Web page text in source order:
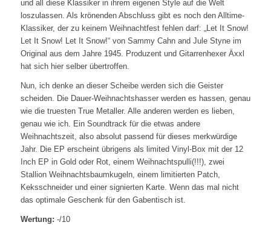
und all diese Klassiker in ihrem eigenen Style auf die Welt
loszulassen. Als krönenden Abschluss gibt es noch den Alltime-
Klassiker, der zu keinem Weihnachtfest fehlen darf: „Let It Snow!
Let It Snow! Let It Snow!“ von Sammy Cahn and Jule Styne im
Original aus dem Jahre 1945. Produzent und Gitarrenhexer Äxxl
hat sich hier selber übertroffen.
Nun, ich denke an dieser Scheibe werden sich die Geister
scheiden. Die Dauer-Weihnachtshasser werden es hassen, genau
wie die truesten True Metaller. Alle anderen werden es lieben,
genau wie ich. Ein Soundtrack für die etwas andere
Weihnachtszeit, also absolut passend für dieses merkwürdige
Jahr. Die EP erscheint übrigens als limited Vinyl-Box mit der 12
Inch EP in Gold oder Rot, einem Weihnachtspulli(!!!), zwei
Stallion Weihnachtsbaumkugeln, einem limitierten Patch,
Keksschneider und einer signierten Karte. Wenn das mal nicht
das optimale Geschenk für den Gabentisch ist.
Wertung: -/10